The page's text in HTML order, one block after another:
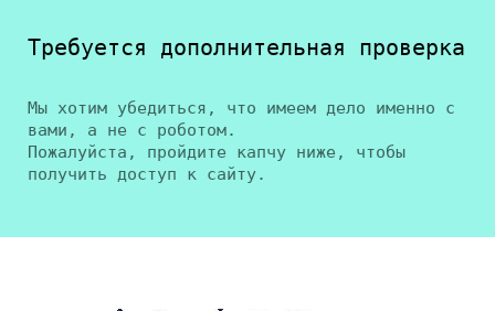
Требуется дополнительная проверка
Мы хотим убедиться, что имеем дело именно с
вами, а не с роботом.
Пожалуйста, пройдите капчу ниже, чтобы
получить доступ к сайту.